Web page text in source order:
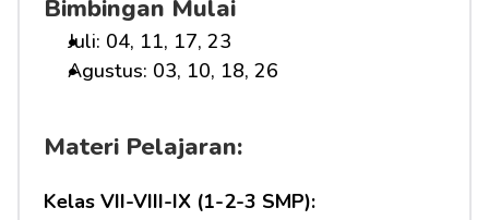
Bimbingan Mulai
Juli: 04, 11, 17, 23
Agustus: 03, 10, 18, 26
Materi Pelajaran:
Kelas VII-VIII-IX (1-2-3 SMP):